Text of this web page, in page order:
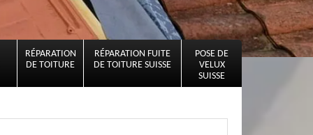
RÉPARATION
DE TOITURE
RÉPARATION FUITE
DE TOITURE SUISSE
POSE DE
VELUX
SUISSE